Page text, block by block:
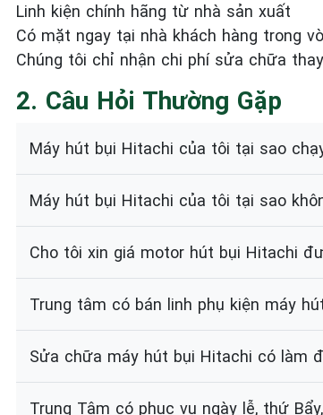
Linh kiện chính hãng từ nhà sản xuất
Có mặt ngay tại nhà khách hàng trong
Chúng tôi chỉ nhận chi phí sửa chữa
2. Câu Hỏi Thường Gặp
Máy hút bụi Hitachi của tôi tại sao
Máy hút bụi Hitachi của tôi tại sao
Cho tôi xin giá motor hút bụi Hitachi
Trung tâm có bán linh phụ kiện máy
Sửa chữa máy hút bụi Hitachi có làm
Trung Tâm có phục vụ ngày lễ, thứ